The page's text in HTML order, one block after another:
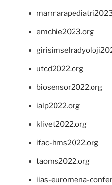
emchie2023.org
utcd2022.org
biosensor2022.org
ialp2022.org
klivet2022.org
ifac-hms2022.org
taoms2022.org
iias-euromena-